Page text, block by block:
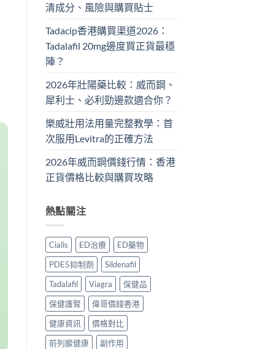
清成分、風險與購買貼士
Tadacip香港購買渠道2026：
Tadalafil 20mg邊度買正貨最穩
陣？
2026年壯陽藥比較：威而鋼、
犀利士、必利勁邊款適合你？
樂威壯用法用量完整教學：首
次服用Levitra的正確方法
2026年威而鋼價錢行情：香港
正貨價格比較與購買攻略
熱點關注
Cialis ED治療
ED藥物
PDE5抑制劑
Sildenafil
Tadalafil
Viagra
保健品
保健護腎
偉哥價錢香港
健康資訊
價格對比
前列腺健康
副作用